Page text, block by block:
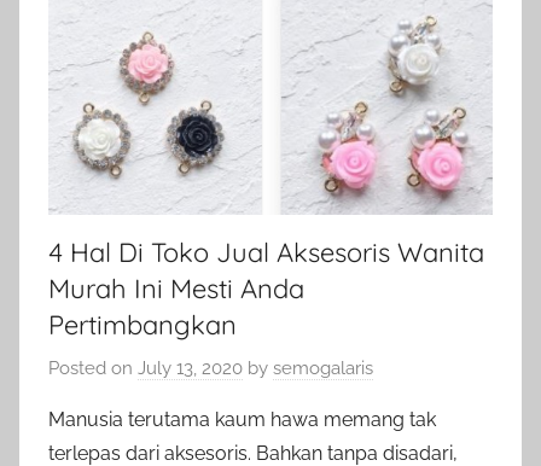
4 Hal Di Toko Jual Aksesoris Wanita
Murah Ini Mesti Anda
Pertimbangkan
Posted on July 13, 2020 by semogalaris
Manusia terutama kaum hawa memang tak
terlepas dari aksesoris. Bahkan tanpa disadari,